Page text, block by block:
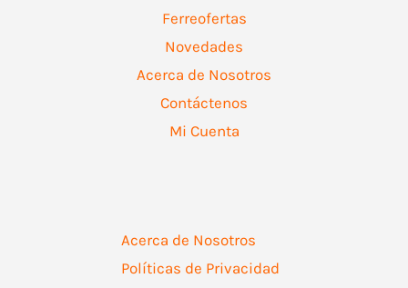
Ferreofertas
Novedades
Acerca de Nosotros
Contáctenos
Mi Cuenta
Acerca de Nosotros
Políticas de Privacidad